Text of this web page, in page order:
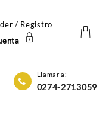
/ Registro
Llamar a:
0274-2713059